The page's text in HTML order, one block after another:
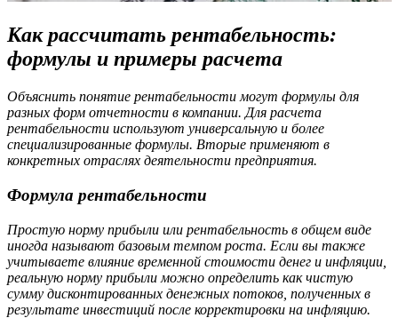
Как рассчитать рентабельность:
формулы и примеры расчета
Объяснить понятие рентабельности могут формулы для
разных форм отчетности в компании. Для расчета
рентабельности используют универсальную и более
специализированные формулы. Вторые применяют в
конкретных отраслях деятельности предприятия.
Формула рентабельности
Простую норму прибыли или рентабельность в общем виде
иногда называют базовым темпом роста. Если вы также
учитываете влияние временной стоимости денег и инфляции,
реальную норму прибыли можно определить как чистую
сумму дисконтированных денежных потоков, полученных в
результате инвестиций после корректировки на инфляцию.